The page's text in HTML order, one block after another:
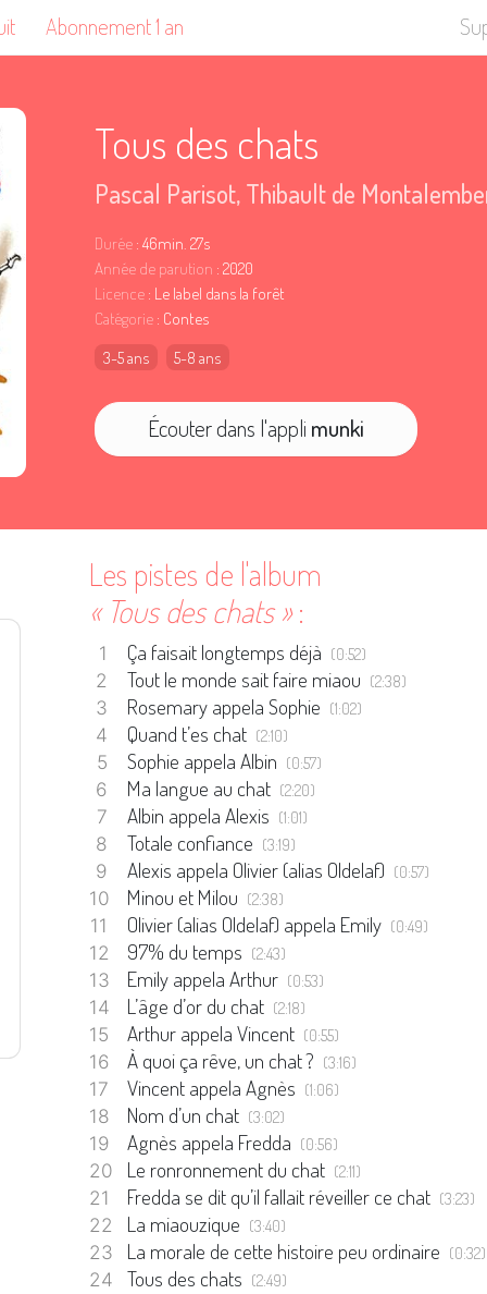
Abonnement 1 an
Tous des chats
Pascal Parisot,Thibault de
Durée : 46min. 27s
Année de parution : 2020
Licence : Le label dans la forêt
Catégorie : Contes
3-5 ans
5-8 ans
Écouter dans l'appli munki
Les pistes de l'album
« Tous des chats »:
Ça faisait longtemps déjà (0:52)
Tout le monde sait faire miaou (2:38)
Rosemary appela Sophie (1:02)
Quand t’es chat (2:10)
Sophie appela Albin (0:57)
Ma langue au chat (2:20)
Albin appela Alexis (1:01)
Totale confiance (3:19)
Alexis appela Olivier (alias Oldelaf) (0:57)
Minou et Milou (2:38)
Olivier (alias Oldelaf) appela Emily (0:49)
97% du temps (2:43)
Emily appela Arthur (0:53)
L’âge d’or du chat (2:18)
Arthur appela Vincent (0:55)
À quoi ça rêve, un chat ? (3:16)
Vincent appela Agnès (1:06)
Nom d’un chat (3:02)
Agnès appela Fredda (0:56)
Le ronronnement du chat (2:11)
Fredda se dit qu’il fallait réveiller ce chat (3:23)
La miaouzique (3:40)
La morale de cette histoire peu ordinaire (0:32)
Tous des chats (2:49)